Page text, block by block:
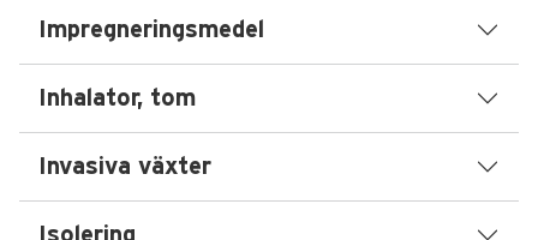
Impregneringsmedel
Inhalator, tom
Invasiva växter
Isolering